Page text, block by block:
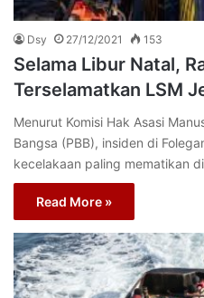
Dsy 27/12/2021 153
Selama Libur Natal,
Terselamatkan LSM
Menurut Komisi Hak Asasi
Bangsa (PBB), insiden di
kecelakaan paling mematikan
Read More »